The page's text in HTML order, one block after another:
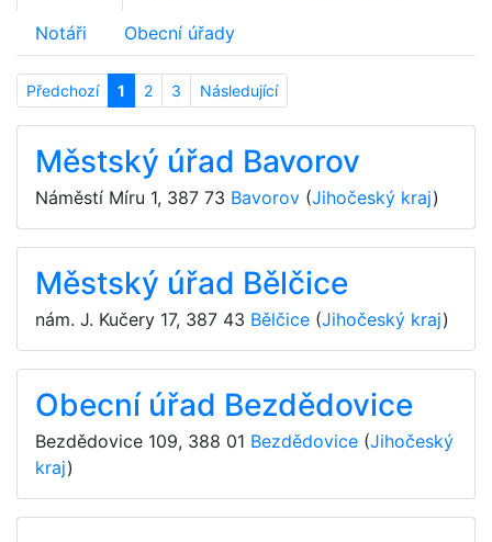
Notáři Obecní úřady
Předchozí 1 2 3 Následující
Městský úřad Bavorov
Náměstí Míru 1, 387 73 Bavorov (Jihočeský kraj)
Městský úřad Bělčice
nám. J. Kučery 17, 387 43 Bělčice (Jihočeský kraj)
Obecní úřad Bezdědovice
Bezdědovice 109, 388 01 Bezdědovice (Jihočeský
kraj)